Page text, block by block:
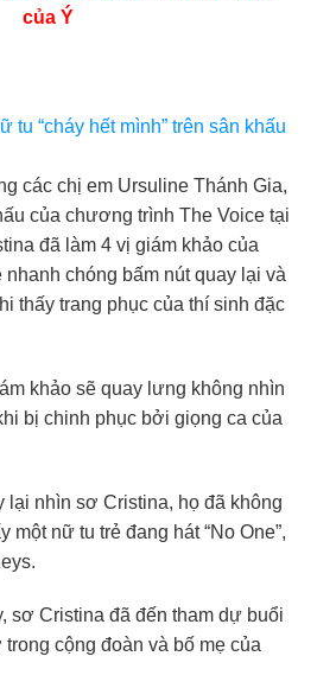
của Ý
các chị em Ursuline Thánh Gia,
của chương trình The Voice tại
đã làm 4 vị giám khảo của
chóng bấm nút quay lại và
thấy trang phục của thí sinh đặc
khảo sẽ quay lưng không nhìn
bị chinh phục bởi giọng ca của
lại nhìn sơ Cristina, họ đã không
một nữ tu trẻ đang hát “No One”,
sơ Cristina đã đến tham dự buổi
cộng đoàn và bố mẹ của